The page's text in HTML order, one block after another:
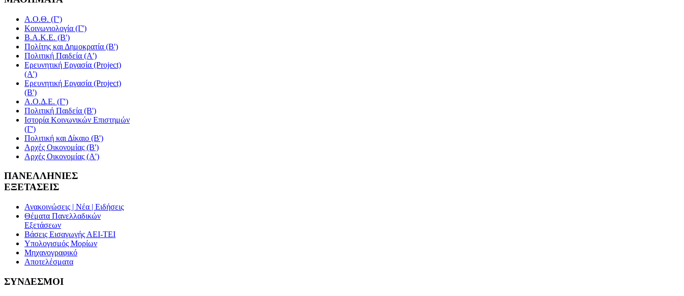
Α.Ο.Θ. (Γ')
Κοινωνιολογία (Γ')
Β.Α.Κ.Ε. (Β')
Πολίτης και Δημοκρατία (Β')
Πολιτική Παιδεία (A')
Ερευνητική Εργασία (Project)
(Α')
Ερευνητική Εργασία (Project)
(Β')
Α.Ο.Δ.Ε. (Γ')
Πολιτική Παιδεία (Β')
Ιστορία Κοινωνικών Επιστημών
(Γ')
Πολιτική και Δίκαιο (Β')
Αρχές Οικονομίας (Β')
Αρχές Οικονομίας (Α')
ΠΑΝΕΛΛΗΝΙΕΣ
ΕΞΕΤΑΣΕΙΣ
Ανακοινώσεις | Νέα | Ειδήσεις
Θέματα Πανελλαδικών
Εξετάσεων
Βάσεις Εισαγωγής ΑΕΙ-ΤΕΙ
Υπολογισμός Μορίων
Μηχανογραφικό
Αποτελέσματα
ΣΥΝΔΕΣΜΟΙ